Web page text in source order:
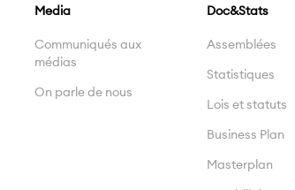
Media
Communiqués aux
médias
On parle de nous
Doc&Stats
Assemblées
Statistiques
Lois et statuts
Business Plan
Masterplan